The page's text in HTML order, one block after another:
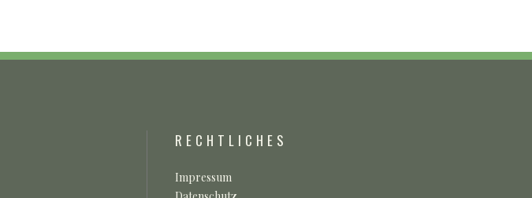
RECHTLICHES
Impressum